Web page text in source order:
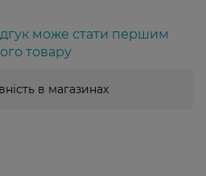
може стати першим
товару
в магазинах